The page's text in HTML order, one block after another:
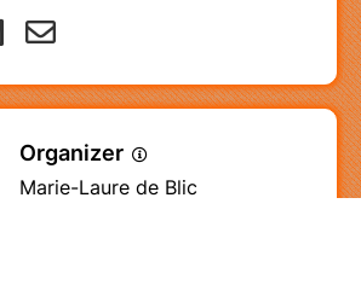
Organizer
Marie-Laure de Blic